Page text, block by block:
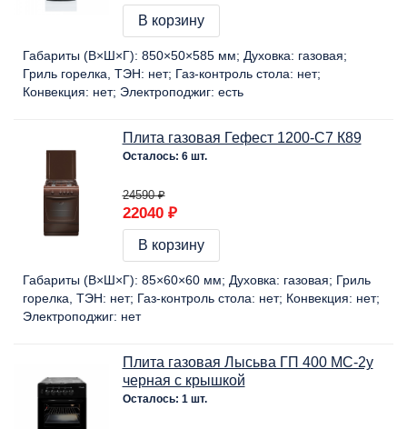
В корзину
Габариты (В×Ш×Г): 850×50×585 мм Духовка: газовая
Гриль горелка, ТЭН: нет Газ-контроль стола: нет
Конвекция: нет Электроподжиг: есть
Плита газовая Гефест 1200-С7 К89
Осталось: 6 шт.
24590 ₽
22040 ₽
В корзину
Габариты (В×Ш×Г): 85×60×60 мм Духовка: газовая
Гриль
горелка, ТЭН: нет Газ-контроль стола: нет Конвекция: нет
Электроподжиг: нет
Плита газовая Лысьва ГП 400 МС-2у
черная с крышкой
Осталось: 1 шт.